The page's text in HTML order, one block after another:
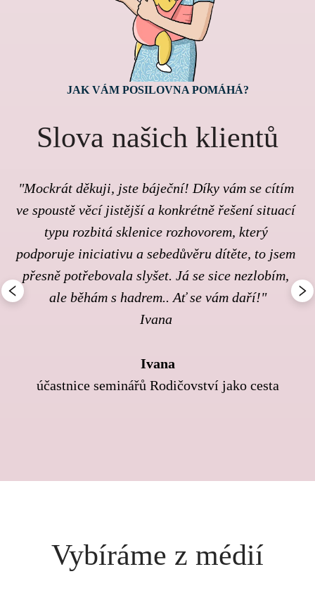
JAK VÁM POSILOVNA POMÁHÁ?
Slova našich klientů
"Mockrát děkuji, jste báječní! Díky vám se cítím
ve spoustě věcí jistější a konkrétně řešení situací
typu rozbitá sklenice rozhovorem, který
podporuje iniciativu a sebedůvěru dítěte, to jsem
přesně potřebovala slyšet. Já se sice nezlobím,
ale běhám s hadrem.. Ať se vám daří!"
Ivana
Ivana
účastnice seminářů Rodičovství jako cesta
Vybíráme z médií